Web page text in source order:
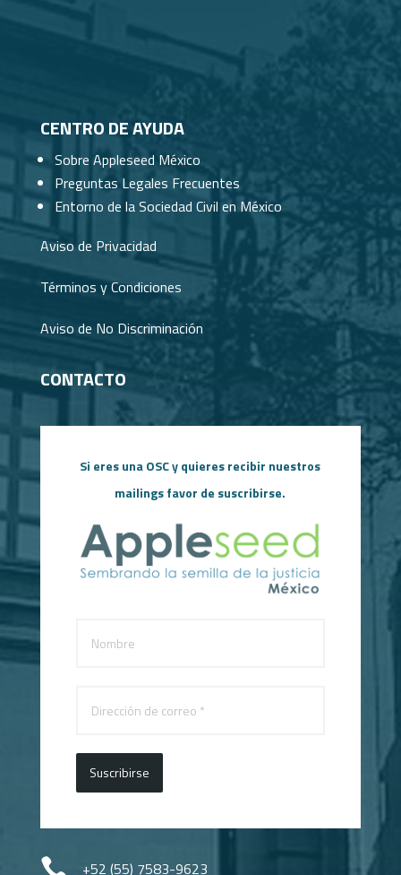
CENTRO DE AYUDA
Sobre Appleseed México
Preguntas Legales Frecuentes
Entorno de la Sociedad Civil en México
Aviso de Privacidad
Términos y Condiciones
Aviso de No Discriminación
CONTACTO
Si eres una OSC y quieres recibir nuestros
mailings favor de suscribirse.
Suscribirse
 +52 (55) 7583-9623